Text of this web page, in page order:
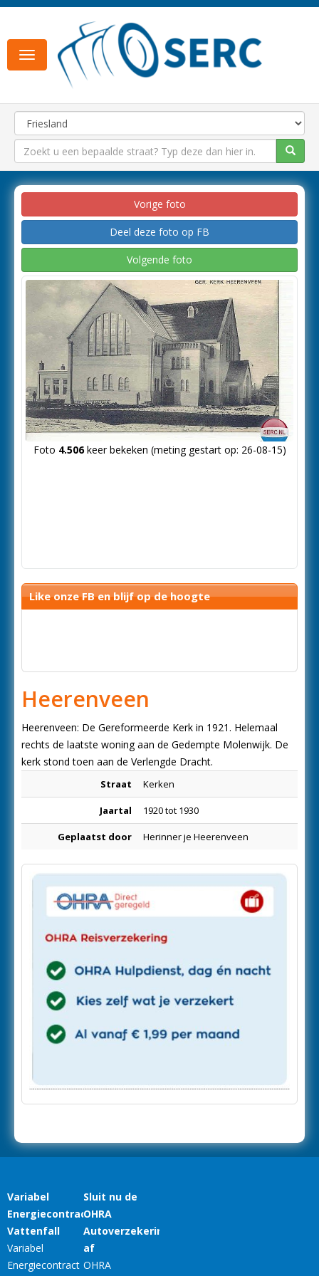
Toggle
navigation
Vorige foto
Deel deze foto op FB
Volgende foto
Foto 4.506keer bekeken (meting gestart op: 26-08-15)
Like onze FB en blijf op de hoogte
Heerenveen
Heerenveen: De Gereformeerde Kerk in 1921. Helemaal
rechts de laatste woning aan de Gedempte Molenwijk. De
kerk stond toen aan de Verlengde Dracht.
Straat Kerken
Jaartal 1920 tot 1930
Geplaatst door Herinner je Heerenveen